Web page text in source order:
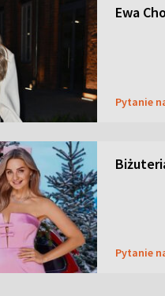
Ewa
Pytanie
Pytanie